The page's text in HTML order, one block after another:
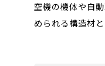
空機の機体や自
められる構造材